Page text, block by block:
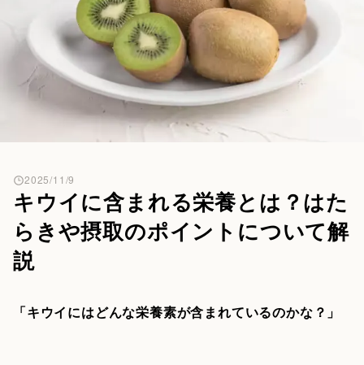
キウイに含まれる栄養とは？はた
らきや摂取のポイントについて解
説
2025/11/9
「キウイにはどんな栄養素が含まれているのかな？」